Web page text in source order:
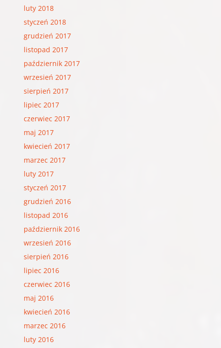
luty 2018
styczeń 2018
grudzień 2017
listopad 2017
październik 2017
wrzesień 2017
sierpień 2017
lipiec 2017
czerwiec 2017
maj 2017
kwiecień 2017
marzec 2017
luty 2017
styczeń 2017
grudzień 2016
listopad 2016
październik 2016
wrzesień 2016
sierpień 2016
lipiec 2016
czerwiec 2016
maj 2016
kwiecień 2016
marzec 2016
luty 2016